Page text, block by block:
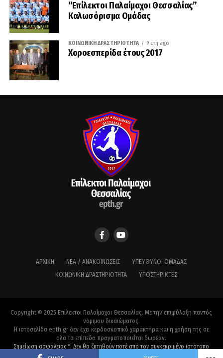
“Επίλεκτοι Παλαίμαχοι Θεσσαλίας”
Καλωσόρισμα Ομάδας
ΚΟΙΝΩΝΙΚΉ ΔΡΑΣΤΗΡΙΌΤΗΤΑ 9 έτη ago
Χοροεσπερίδα έτους 2017
ΑΡΧΙΚΉ ΝΈΑ / ΑΝΑΚΟΙΝΏΣΕΙΣ
ΥΠΕΎΘΥΝΟΙ ΟΜΆΔΑΣ
ΚΟΙΝΩΝΙΚΉ ΔΡΑΣΤΗΡΙΌΤΗΤΑ
ΥΠΟΣΤΗΡΙΚΤΈΣ
Copyright © 2025 Επίλεκτοι Παλαίμαχοι Θεσσαλίας. Με την επιφύλαξη παντός
νόμιμου δικαιώματος.
Η ιστοσελίδα epth.gr δεν έχει κερδοσκοπικό χαρακτήρα και η χρήση της σε
όλα τα επίπεδα πραγματοποιείται δωρεάν.
Σημείωση ασφάλειας *: Δεν θα ζητηθούν ποτέ από τον συγκεκριμένο ιστότοπο
προσωπικές πληροφορίες λογαριασμού.